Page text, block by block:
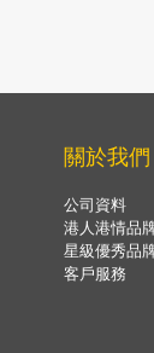
關於我們
公司資料
港人港情品
星級優秀品
客戶服務